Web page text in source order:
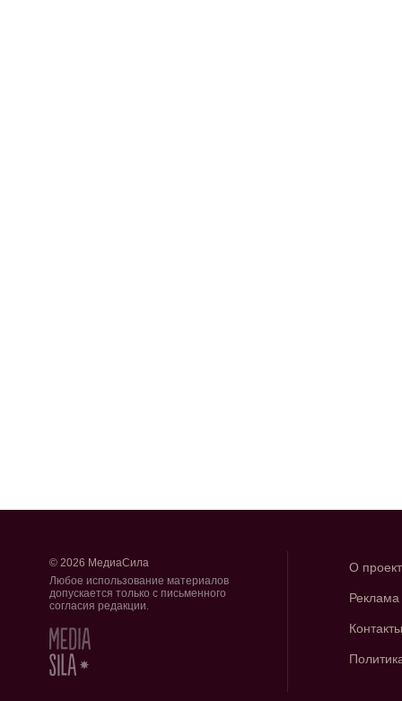
© 2026 МедиаСила
Любое использование материалов
допускается только с письменного
согласия редакции.
О
Реклама
Контакты